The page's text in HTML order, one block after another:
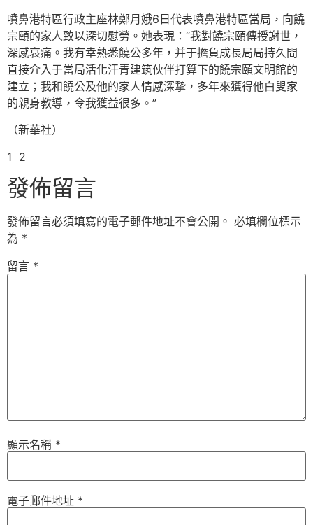
噴鼻港特區行政主座林鄭月娥6日代表噴鼻港特區當局，向饒
宗頤的家人致以深切慰勞。她表現：“我對饒宗頤傳授謝世，
深感哀痛。我有幸熟悉饒公多年，并于擔負成長局局持久間
直接介入于當局活化汗青建筑伙伴打算下的饒宗頤文明館的
建立；我和饒公及他的家人情感深摯，多年來獲得他白叟家
的親身教導，令我獲益很多。”
（新華社）
1 2
發佈留言
發佈留言必須填寫的電子郵件地址不會公開。 必填欄位標示
為 *
留言 *
顯示名稱 *
電子郵件地址 *